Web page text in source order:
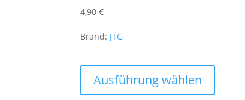
4,90€
Brand: JTG
Ausführung wählen
weist